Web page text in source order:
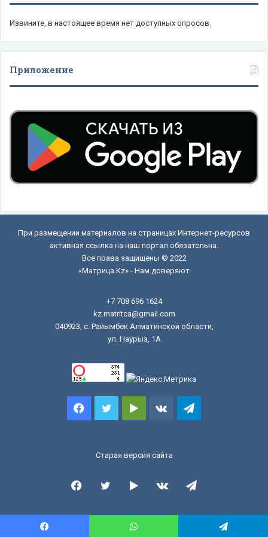
Извините, в настоящее время нет доступных опросов.
Приложение
При размещении материалов на страницах Интернет-ресурсов
активная ссылка на наш портал обязательна.
Все права защищены © 2022
«Матрица.Kz» - Нам доверяют
+7 708 696 1624
kz.matritca@gmail.com
040923, с. Райымбек Алматинской области,
ул. Наурыз, 1А
FacebookTwitterGoogle vk.comTelegram
Старая версия сайта
FacebookTwitterGoogle
Play
vk.comTelegram